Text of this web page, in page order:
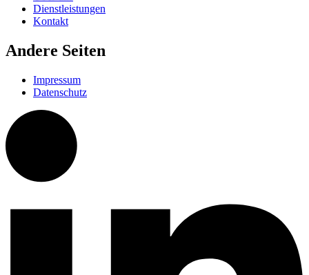
Dienstleistungen
Kontakt
Andere Seiten
Impressum
Datenschutz